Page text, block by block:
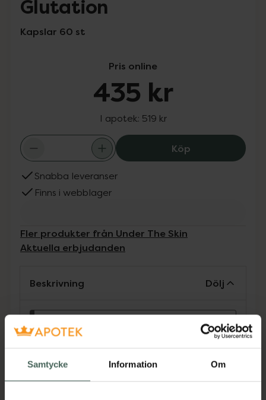
Samtycke Information Om
Glutation
Kapslar 60 st
Pris online
435 kr
I apotek: 519 kr
KöpUnder the Skin
Snabba leveranser
Finns i webblager
Fler produkter från Under The Skin
Aktuella erbjudanden
Beskrivning Dölj
Kosttillskott. Rekommenderad
daglig dos bör inte överskridas.
varierad kost och en hälsosam
livsstil. Förvaras utom räckhåll för